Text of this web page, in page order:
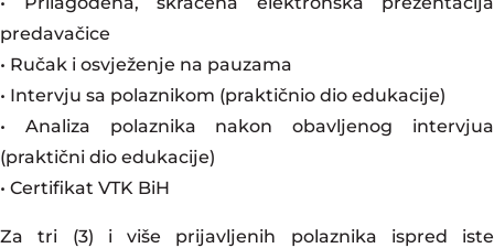
predavačice
• Ručak i osvježenje na pauzama
• Intervju sa polaznikom (praktičnio dio edukacije)
• Analiza polaznika nakon obavljenog intervjua
(praktični dio edukacije)
• Certifikat VTK BiH
Za tri (3) i više prijavljenih polaznika ispred iste